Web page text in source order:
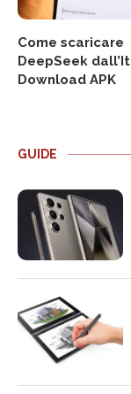
Come scaricare
DeepSeek
Download APK
GUIDE